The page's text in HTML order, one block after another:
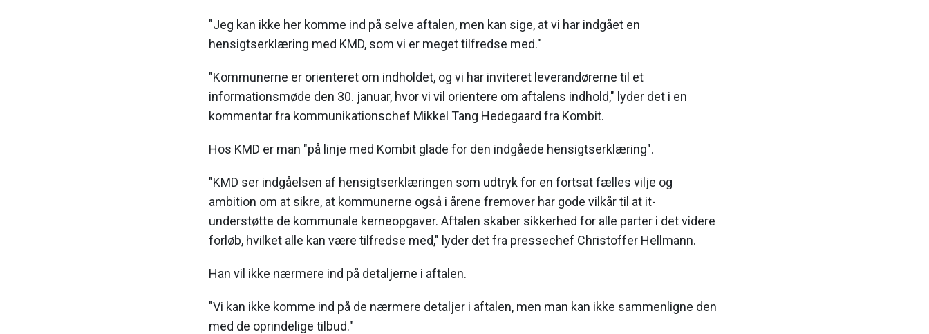
"Jeg kan ikke her komme ind på selve aftalen, men kan sige, at vi har indgået en
hensigtserklæring med KMD, som vi er meget tilfredse med."
"Kommunerne er orienteret om indholdet, og vi har inviteret leverandørerne til et
informationsmøde den 30. januar, hvor vi vil orientere om aftalens indhold," lyder det i en
kommentar fra kommunikationschef Mikkel Tang Hedegaard fra Kombit.
Hos KMD er man "på linje med Kombit glade for den indgåede hensigtserklæring".
"KMD ser indgåelsen af hensigtserklæringen som udtryk for en fortsat fælles vilje og
ambition om at sikre, at kommunerne også i årene fremover har gode vilkår til at it-
understøtte de kommunale kerneopgaver. Aftalen skaber sikkerhed for alle parter i det videre
forløb, hvilket alle kan være tilfredse med," lyder det fra pressechef Christoffer Hellmann.
Han vil ikke nærmere ind på detaljerne i aftalen.
"Vi kan ikke komme ind på de nærmere detaljer i aftalen, men man kan ikke sammenligne den
med de oprindelige tilbud."